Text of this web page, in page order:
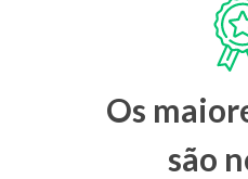
Os
são